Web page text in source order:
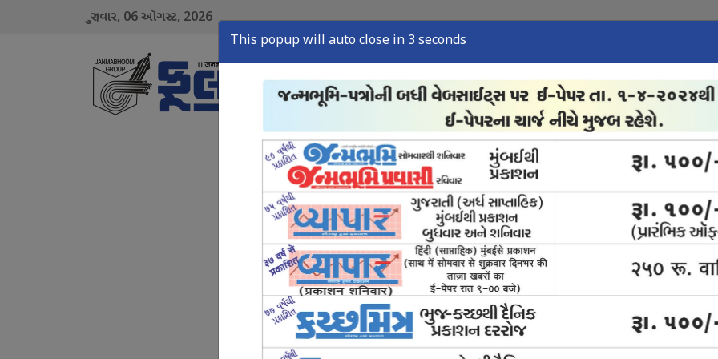
ગુરુવાર, 06ઑગસ્ટ, 2026
This popup will auto close in 2 seconds